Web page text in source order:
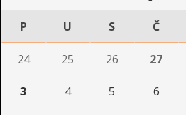
P U S Č
24 25 26 27
3 4 5 6